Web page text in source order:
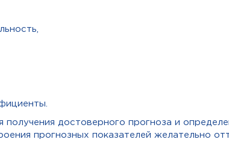
достоверного прогноза и
прогнозных показателей желательно